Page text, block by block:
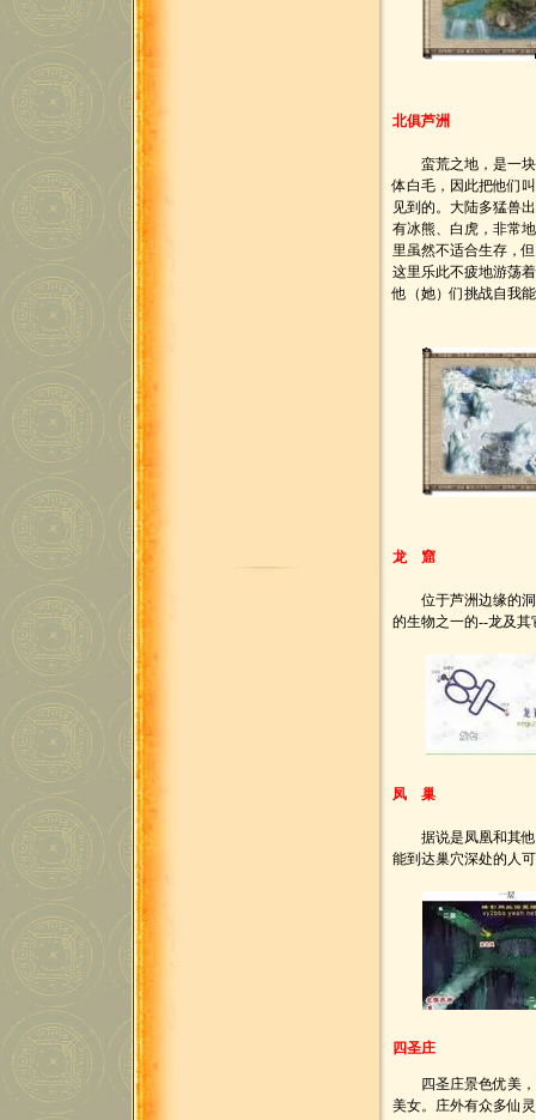
北俱芦洲
蛮荒之地，是一块
体白毛，因此把他们
见到的。大陆多猛兽
有冰熊、白虎，非常
里虽然不适合生存，
这里乐此不疲地游荡
他（她）们挑战自我
龙 窟
位于芦洲边缘的洞
的生物之一的--龙及
凤 巢
据说是凤凰和其他
能到达巢穴深处的人
四圣庄
四圣庄景色优美，
美女。庄外有众多仙